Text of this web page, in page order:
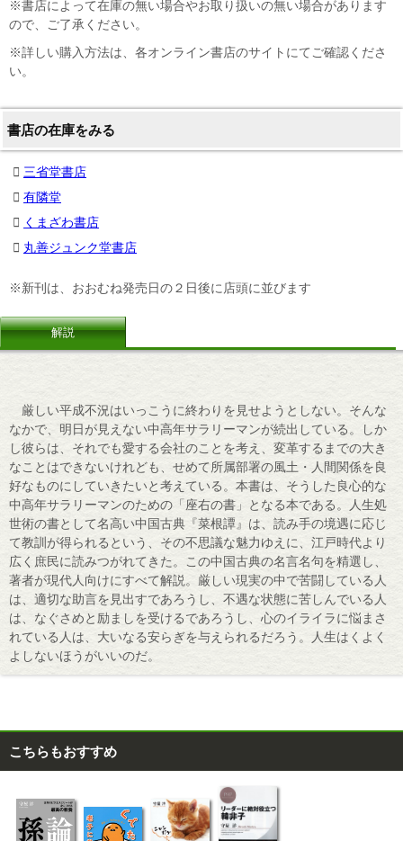
※書店によって在庫の無い場合やお取り扱いの無い場合があります
ので、ご了承ください。
※詳しい購入方法は、各オンライン書店のサイトにてご確認くださ
い。
書店の在庫をみる
三省堂書店
有隣堂
くまざわ書店
丸善ジュンク堂書店
※新刊は、おおむね発売日の２日後に店頭に並びます
解説
厳しい平成不況はいっこうに終わりを見せようとしない。そんな
なかで、明日が見えない中高年サラリーマンが続出している。しか
し彼らは、それでも愛する会社のことを考え、変革するまでの大き
なことはできないけれども、せめて所属部署の風土・人間関係を良
好なものにしていきたいと考えている。本書は、そうした良心的な
中高年サラリーマンのための「座右の書」となる本である。人生処
世術の書として名高い中国古典『菜根譚』は、読み手の境遇に応じ
て教訓が得られるという、その不思議な魅力ゆえに、江戸時代より
広く庶民に読みつがれてきた。この中国古典の名言名句を精選し、
著者が現代人向けにすべて解説。厳しい現実の中で苦闘している人
は、適切な助言を見出すであろうし、不遇な状態に苦しんでいる人
は、なぐさめと励ましを受けるであろうし、心のイライラに悩まさ
れている人は、大いなる安らぎを与えられるだろう。人生はくよく
よしないほうがいいのだ。
こちらもおすすめ